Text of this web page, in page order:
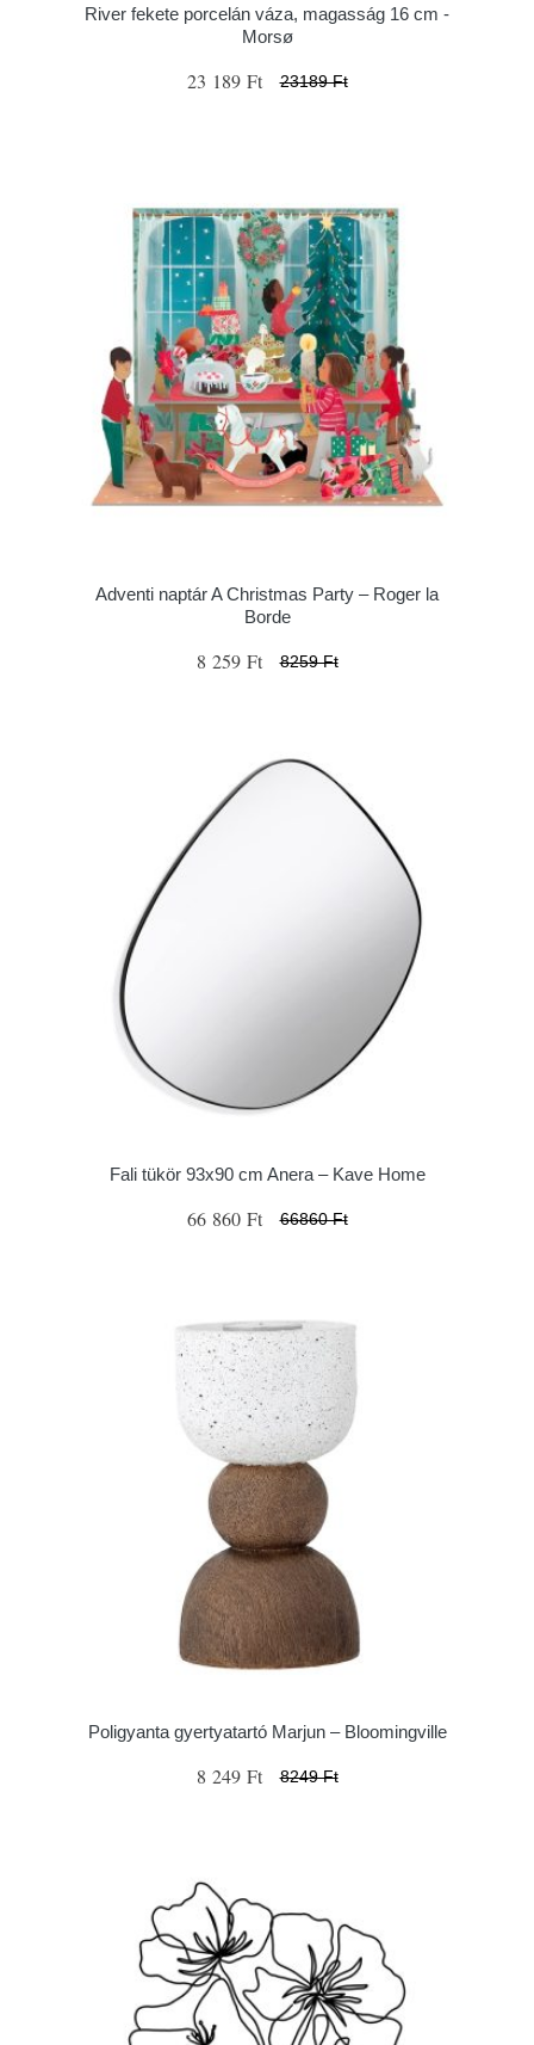
River fekete porcelán váza, magasság 16 cm -
Morsø
23 189 Ft 23189 Ft
Adventi naptár A Christmas Party – Roger la
Borde
8 259 Ft 8259 Ft
Fali tükör 93x90 cm Anera – Kave Home
66 860 Ft 66860 Ft
Poligyanta gyertyatartó Marjun – Bloomingville
8 249 Ft 8249 Ft